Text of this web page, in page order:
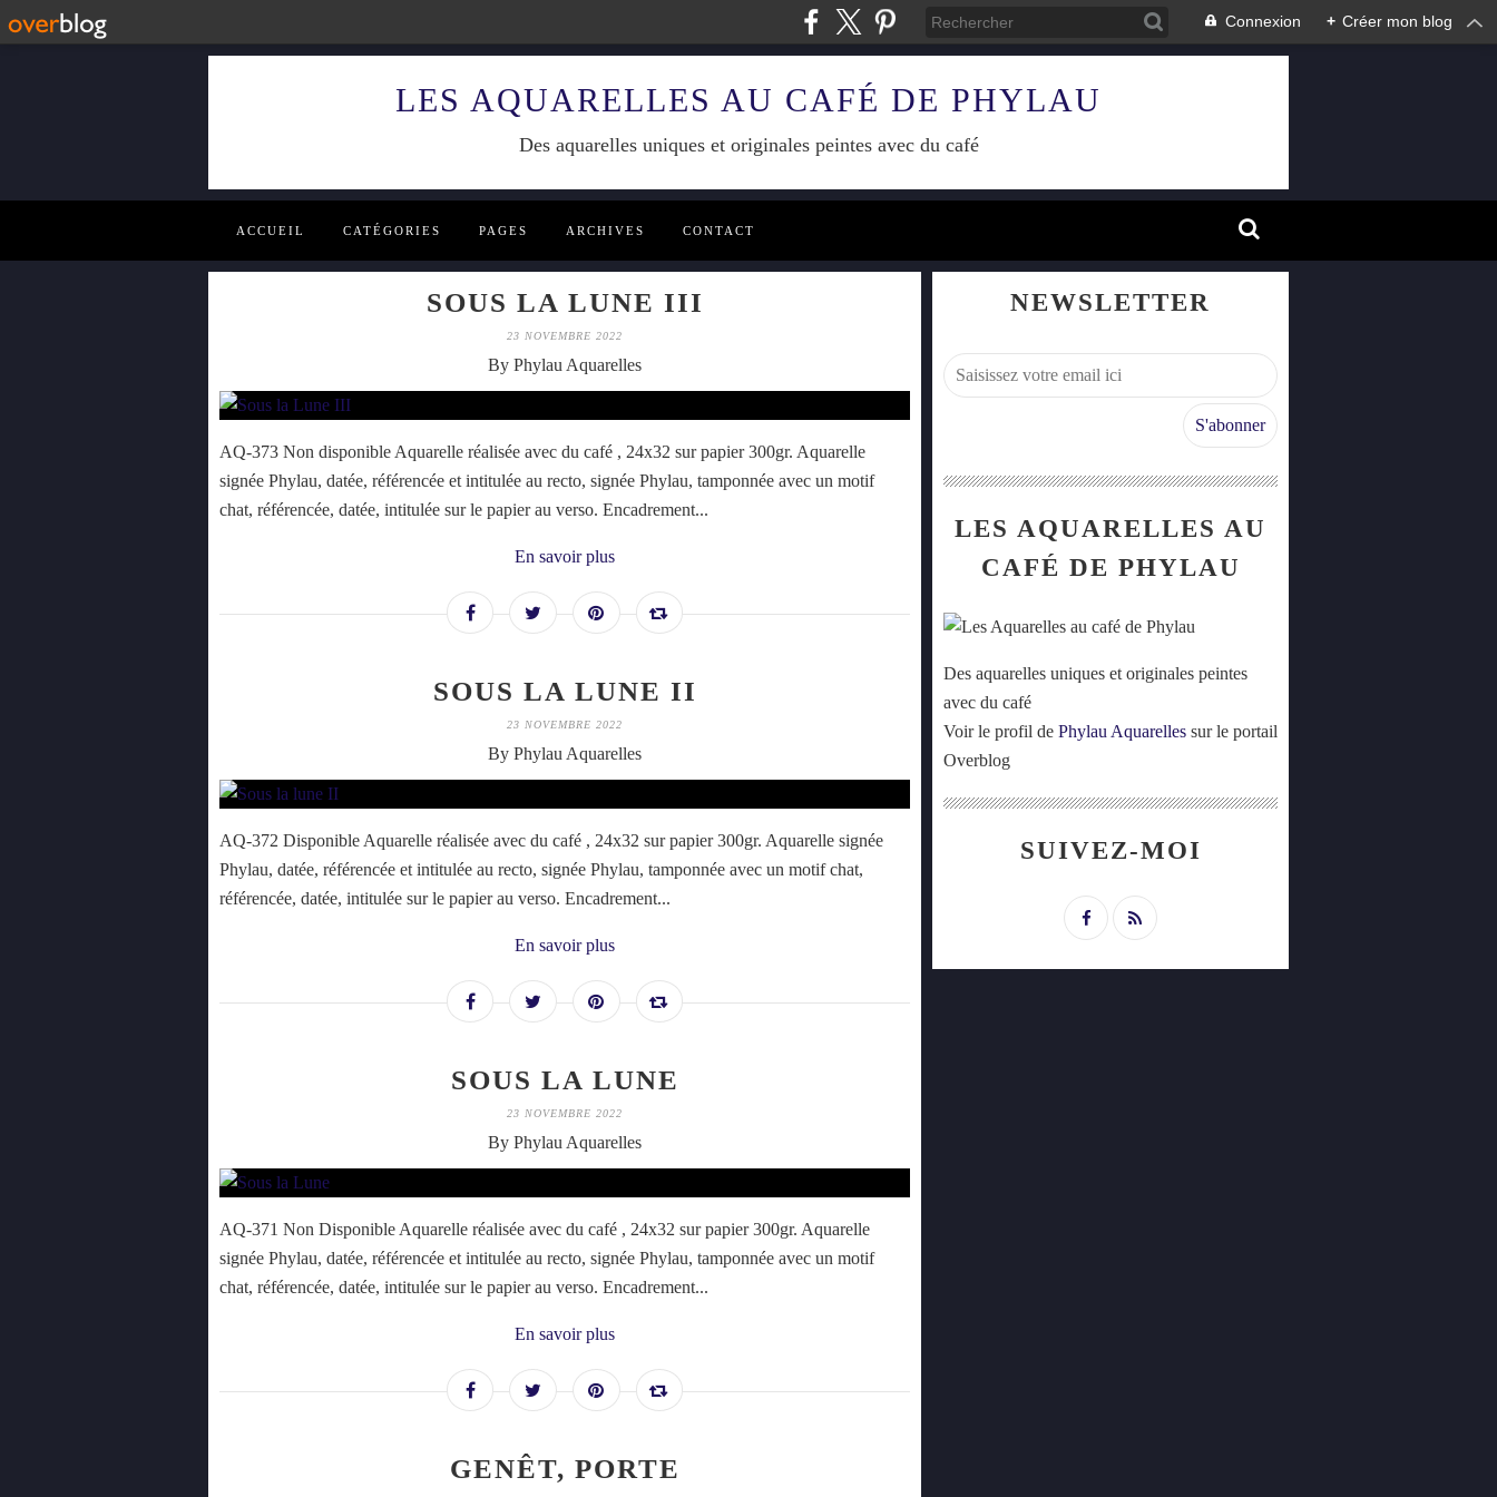
Connexion + Créer mon blog
LES AQUARELLES AU CAFÉ DE PHYLAU
Des aquarelles uniques et originales peintes avec du café
ACCUEIL CATÉGORIES PAGES ARCHIVES CONTACT
SOUS LA LUNE III
23 NOVEMBRE 2022
By Phylau Aquarelles
AQ-373 Non disponible Aquarelle réalisée avec du café , 24x32 sur papier 300gr. Aquarelle
signée Phylau, datée, référencée et intitulée au recto, signée Phylau, tamponnée avec un motif
chat, référencée, datée, intitulée sur le papier au verso. Encadrement...
En savoir plus
SOUS LA LUNE II
23 NOVEMBRE 2022
By Phylau Aquarelles
AQ-372 Disponible Aquarelle réalisée avec du café , 24x32 sur papier 300gr. Aquarelle signée
Phylau, datée, référencée et intitulée au recto, signée Phylau, tamponnée avec un motif chat,
référencée, datée, intitulée sur le papier au verso. Encadrement...
En savoir plus
SOUS LA LUNE
23 NOVEMBRE 2022
By Phylau Aquarelles
AQ-371 Non Disponible Aquarelle réalisée avec du café , 24x32 sur papier 300gr. Aquarelle
signée Phylau, datée, référencée et intitulée au recto, signée Phylau, tamponnée avec un motif
chat, référencée, datée, intitulée sur le papier au verso. Encadrement...
En savoir plus
GENÊT, PORTE
NEWSLETTER
LES AQUARELLES AU
CAFÉ DE PHYLAU
Des aquarelles uniques et originales peintes
avec du café
Voir le profil de Phylau Aquarelles sur le portail
Overblog
SUIVEZ-MOI